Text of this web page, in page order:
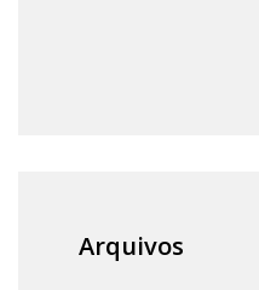
Arquivos